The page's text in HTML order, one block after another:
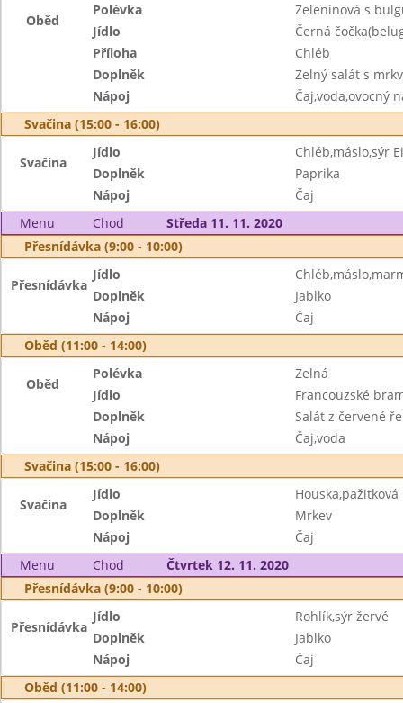
Oběd
Polévka
Zeleninová s
Jídlo
Černá
Příloha
Chléb
Doplněk
Zelný salát s
Nápoj
Čaj,voda,ovocný
Svačina (15:00 - 16:00)
Svačina
Jídlo
Chléb,máslo,sýr
Doplněk
Paprika
Nápoj
Čaj
Menu
Chod
Středa 11. 11. 2020
Přesnídávka (9:00 - 10:00)
Přesnídávka
Jídlo
Doplněk
Jablko
Nápoj
Čaj
Oběd (11:00 - 14:00)
Oběd
Polévka
Zelná
Jídlo
Francouzské
Doplněk
Salát z červené
Nápoj
Čaj,voda
Svačina (15:00 - 16:00)
Svačina
Jídlo
Doplněk
Mrkev
Nápoj
Čaj
Menu
Chod
Čtvrtek 12. 11. 2020
Přesnídávka (9:00 - 10:00)
Přesnídávka
Jídlo
Rohlík,sýr žervé
Doplněk
Jablko
Nápoj
Čaj
Oběd (11:00 - 14:00)